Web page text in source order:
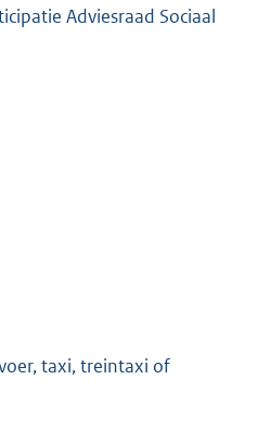
Adviesraad Sociaal
taxi, treintaxi of